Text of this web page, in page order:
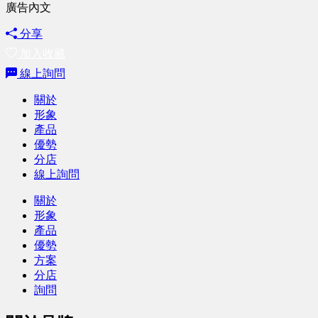
廣告內文
分享
線上詢問
關於
形象
產品
優勢
分店
線上詢問
關於
形象
產品
優勢
方案
分店
詢問